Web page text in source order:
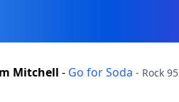
Mitchell - Go for Soda - Rock 95